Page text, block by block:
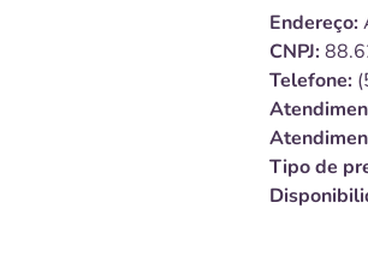
Endereço:
CNPJ:
Telefone:
Tipo de